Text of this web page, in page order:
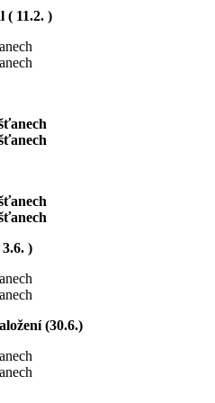
( 11.2. )
)
(30.6.)